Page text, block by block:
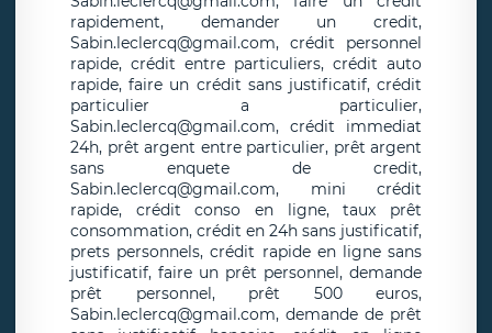
rapidement, demander un credit,
Sabin.leclercq@gmail.com, crédit personnel
rapide, crédit entre particuliers, crédit auto
rapide, faire un crédit sans justificatif, crédit
particulier a particulier,
Sabin.leclercq@gmail.com, crédit immediat
24h, prêt argent entre particulier, prêt argent
sans enquete de credit,
Sabin.leclercq@gmail.com, mini crédit
rapide, crédit conso en ligne, taux prêt
consommation, crédit en 24h sans justificatif,
prets personnels, crédit rapide en ligne sans
justificatif, faire un prêt personnel, demande
prêt personnel, prêt 500 euros,
Sabin.leclercq@gmail.com, demande de prêt